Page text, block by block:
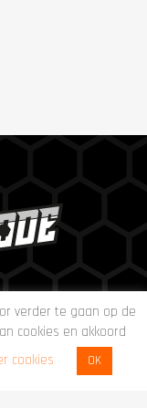
verder te gaan op de
cookies en akkoord
cookies OK